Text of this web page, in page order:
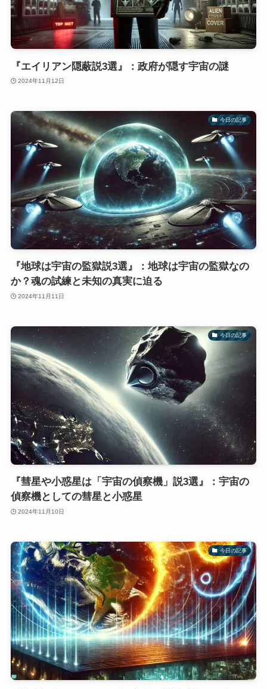
『エイリアン隠蔽説3選』：政府が隠す宇宙の謎
2024年11月12日
今日の記事
『地球は宇宙の監獄説3選』：地球は宇宙の監獄なの
か？魂の試練と未知の真実に迫る
2024年11月11日
今日の記事
『彗星や小惑星は「宇宙の偵察機」説3選』：宇宙の
偵察機としての彗星と小惑星
2024年11月10日
今日の記事